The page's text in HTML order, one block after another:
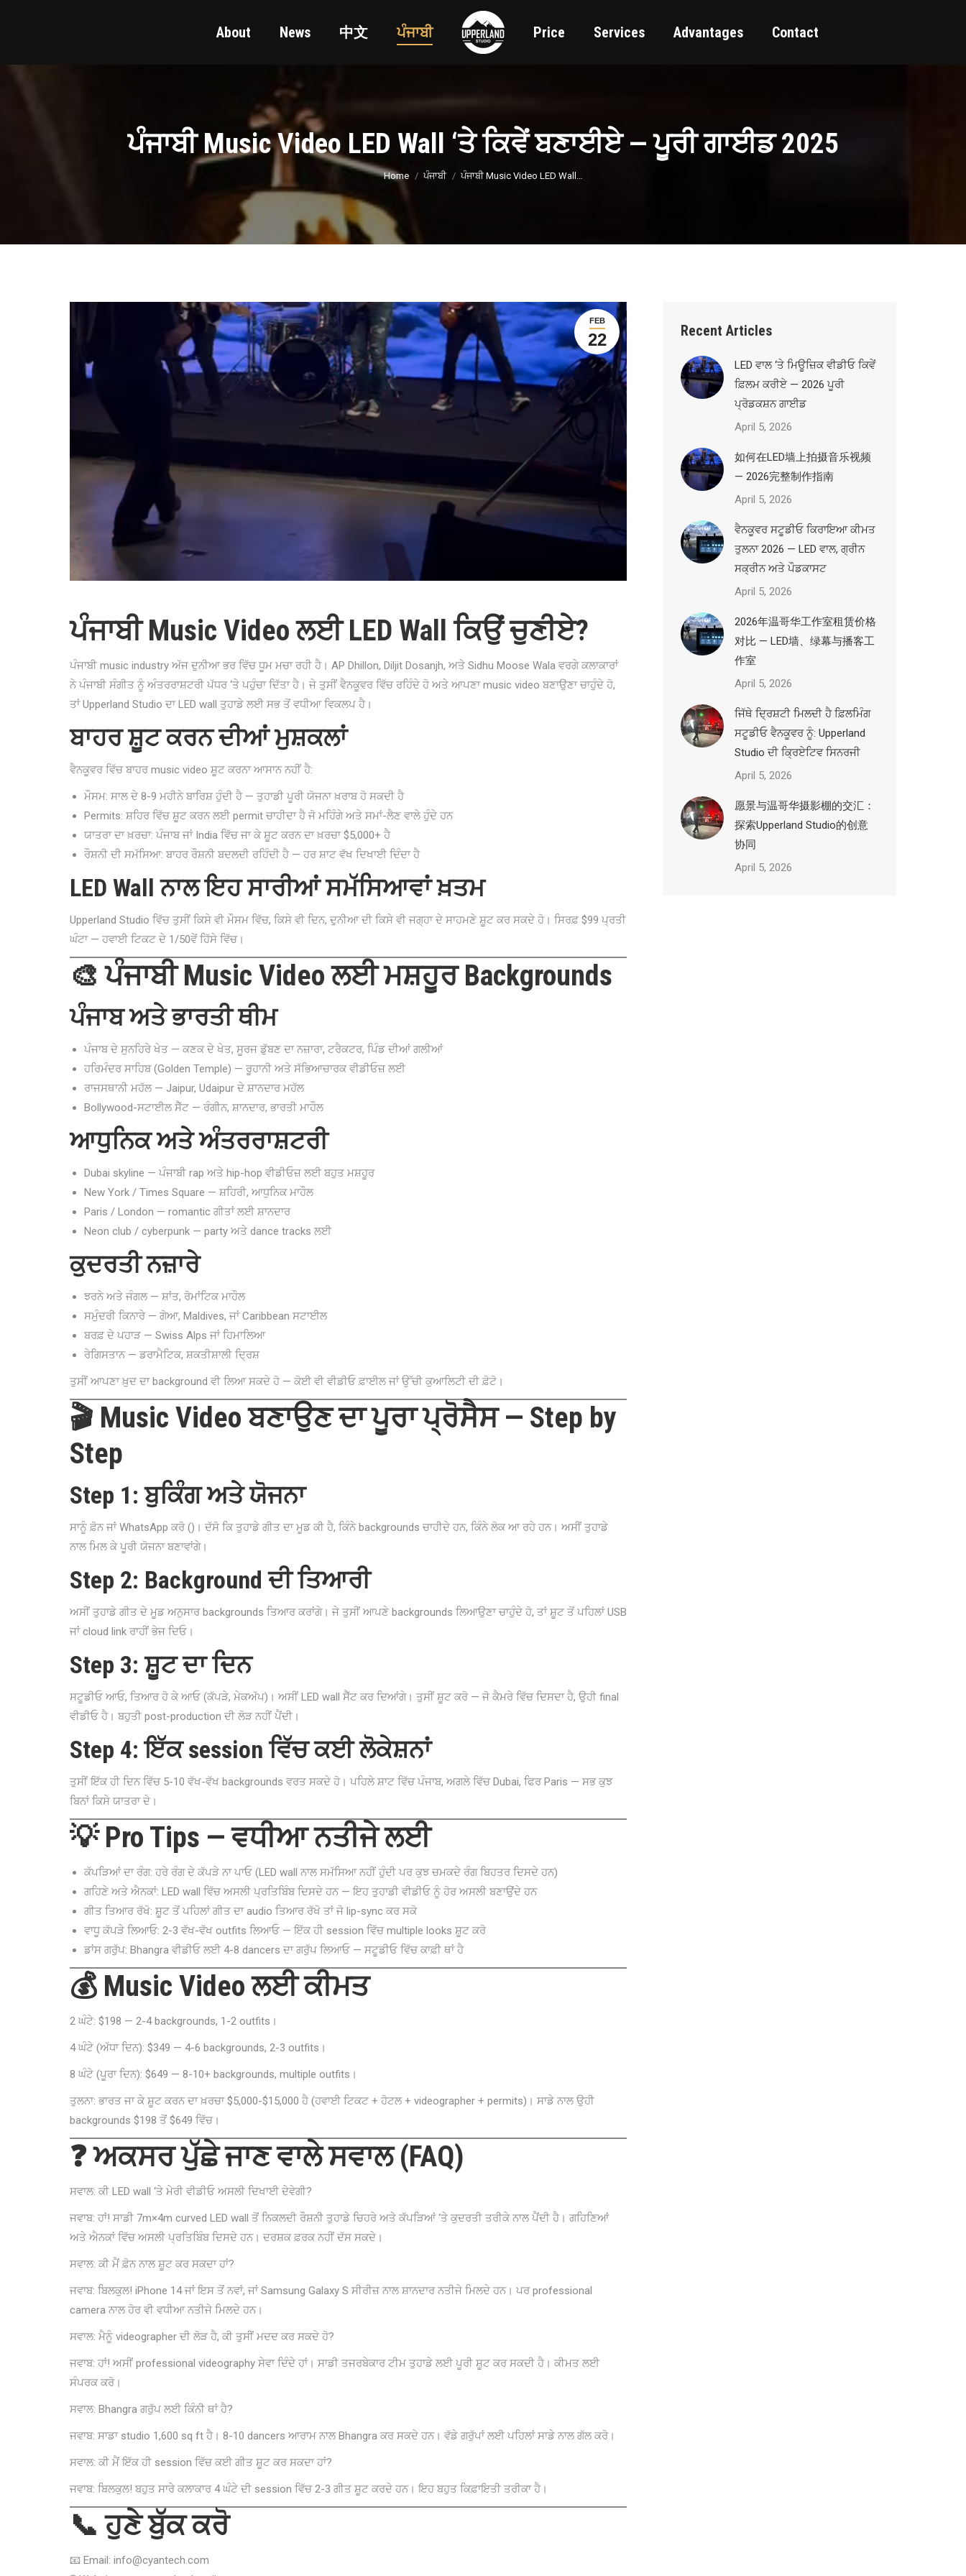
About News 中文 ਪੰਜਾਬੀ Price Services Advantages Contact
ਪੰਜਾਬੀ Music Video LED Wall ‘ਤੇ ਕਿਵੇਂ ਬਣਾਈਏ — ਪੂਰੀ ਗਾਈਡ 2025
You are here:
Home ਪੰਜਾਬੀ ਪੰਜਾਬੀ Music Video LED Wall…
FEB
22
ਪੰਜਾਬੀ Music Video ਲਈ LED Wall ਕਿਉਂ ਚੁਣੀਏ?
ਪੰਜਾਬੀ music industry ਅੱਜ ਦੁਨੀਆ ਭਰ ਵਿੱਚ ਧੂਮ ਮਚਾ ਰਹੀ ਹੈ। AP Dhillon, Diljit Dosanjh, ਅਤੇ Sidhu Moose Wala ਵਰਗੇ ਕਲਾਕਾਰਾਂ
ਨੇ ਪੰਜਾਬੀ ਸੰਗੀਤ ਨੂੰ ਅੰਤਰਰਾਸ਼ਟਰੀ ਪੱਧਰ ‘ਤੇ ਪਹੁੰਚਾ ਦਿੱਤਾ ਹੈ। ਜੇ ਤੁਸੀਂ ਵੈਨਕੂਵਰ ਵਿੱਚ ਰਹਿੰਦੇ ਹੋ ਅਤੇ ਆਪਣਾ music video ਬਣਾਉਣਾ ਚਾਹੁੰਦੇ ਹੋ,
ਤਾਂ Upperland Studio ਦਾ LED wall ਤੁਹਾਡੇ ਲਈ ਸਭ ਤੋਂ ਵਧੀਆ ਵਿਕਲਪ ਹੈ।
ਬਾਹਰ ਸ਼ੂਟ ਕਰਨ ਦੀਆਂ ਮੁਸ਼ਕਲਾਂ
ਵੈਨਕੂਵਰ ਵਿੱਚ ਬਾਹਰ music video ਸ਼ੂਟ ਕਰਨਾ ਆਸਾਨ ਨਹੀਂ ਹੈ:
ਮੌਸਮ: ਸਾਲ ਦੇ 8-9 ਮਹੀਨੇ ਬਾਰਿਸ਼ ਹੁੰਦੀ ਹੈ — ਤੁਹਾਡੀ ਪੂਰੀ ਯੋਜਨਾ ਖ਼ਰਾਬ ਹੋ ਸਕਦੀ ਹੈ
Permits: ਸ਼ਹਿਰ ਵਿੱਚ ਸ਼ੂਟ ਕਰਨ ਲਈ permit ਚਾਹੀਦਾ ਹੈ ਜੋ ਮਹਿੰਗੇ ਅਤੇ ਸਮਾਂ-ਲੈਣ ਵਾਲੇ ਹੁੰਦੇ ਹਨ
ਯਾਤਰਾ ਦਾ ਖ਼ਰਚਾ: ਪੰਜਾਬ ਜਾਂ India ਵਿੱਚ ਜਾ ਕੇ ਸ਼ੂਟ ਕਰਨ ਦਾ ਖ਼ਰਚਾ $5,000+ ਹੈ
ਰੌਸ਼ਨੀ ਦੀ ਸਮੱਸਿਆ: ਬਾਹਰ ਰੌਸ਼ਨੀ ਬਦਲਦੀ ਰਹਿੰਦੀ ਹੈ — ਹਰ ਸ਼ਾਟ ਵੱਖ ਦਿਖਾਈ ਦਿੰਦਾ ਹੈ
LED Wall ਨਾਲ ਇਹ ਸਾਰੀਆਂ ਸਮੱਸਿਆਵਾਂ ਖ਼ਤਮ
Upperland Studio ਵਿੱਚ ਤੁਸੀਂ ਕਿਸੇ ਵੀ ਮੌਸਮ ਵਿੱਚ, ਕਿਸੇ ਵੀ ਦਿਨ, ਦੁਨੀਆ ਦੀ ਕਿਸੇ ਵੀ ਜਗ੍ਹਾ ਦੇ ਸਾਹਮਣੇ ਸ਼ੂਟ ਕਰ ਸਕਦੇ ਹੋ। ਸਿਰਫ਼ $99 ਪ੍ਰਤੀ
ਘੰਟਾ — ਹਵਾਈ ਟਿਕਟ ਦੇ 1/50ਵੇਂ ਹਿੱਸੇ ਵਿੱਚ।
🎨 ਪੰਜਾਬੀ Music Video ਲਈ ਮਸ਼ਹੂਰ Backgrounds
ਪੰਜਾਬ ਅਤੇ ਭਾਰਤੀ ਥੀਮ
ਪੰਜਾਬ ਦੇ ਸੁਨਹਿਰੇ ਖੇਤ — ਕਣਕ ਦੇ ਖੇਤ, ਸੂਰਜ ਡੁੱਬਣ ਦਾ ਨਜ਼ਾਰਾ, ਟਰੈਕਟਰ, ਪਿੰਡ ਦੀਆਂ ਗਲੀਆਂ
ਹਰਿਮੰਦਰ ਸਾਹਿਬ (Golden Temple) — ਰੂਹਾਨੀ ਅਤੇ ਸੱਭਿਆਚਾਰਕ ਵੀਡੀਓਜ਼ ਲਈ
ਰਾਜਸਥਾਨੀ ਮਹੱਲ — Jaipur, Udaipur ਦੇ ਸ਼ਾਨਦਾਰ ਮਹੱਲ
Bollywood-ਸਟਾਈਲ ਸੈੱਟ — ਰੰਗੀਨ, ਸ਼ਾਨਦਾਰ, ਭਾਰਤੀ ਮਾਹੌਲ
ਆਧੁਨਿਕ ਅਤੇ ਅੰਤਰਰਾਸ਼ਟਰੀ
Dubai skyline — ਪੰਜਾਬੀ rap ਅਤੇ hip-hop ਵੀਡੀਓਜ਼ ਲਈ ਬਹੁਤ ਮਸ਼ਹੂਰ
New York / Times Square — ਸ਼ਹਿਰੀ, ਆਧੁਨਿਕ ਮਾਹੌਲ
Paris / London — romantic ਗੀਤਾਂ ਲਈ ਸ਼ਾਨਦਾਰ
Neon club / cyberpunk — party ਅਤੇ dance tracks ਲਈ
ਕੁਦਰਤੀ ਨਜ਼ਾਰੇ
ਝਰਨੇ ਅਤੇ ਜੰਗਲ — ਸ਼ਾਂਤ, ਰੋਮਾਂਟਿਕ ਮਾਹੌਲ
ਸਮੁੰਦਰੀ ਕਿਨਾਰੇ — ਗੋਆ, Maldives, ਜਾਂ Caribbean ਸਟਾਈਲ
ਬਰਫ਼ ਦੇ ਪਹਾੜ — Swiss Alps ਜਾਂ ਹਿਮਾਲਿਆ
ਰੇਗਿਸਤਾਨ — ਡਰਾਮੈਟਿਕ, ਸ਼ਕਤੀਸ਼ਾਲੀ ਦ੍ਰਿਸ਼
ਤੁਸੀਂ ਆਪਣਾ ਖ਼ੁਦ ਦਾ background ਵੀ ਲਿਆ ਸਕਦੇ ਹੋ — ਕੋਈ ਵੀ ਵੀਡੀਓ ਫ਼ਾਈਲ ਜਾਂ ਉੱਚੀ ਕੁਆਲਿਟੀ ਦੀ ਫ਼ੋਟੋ।
🎬 Music Video ਬਣਾਉਣ ਦਾ ਪੂਰਾ ਪ੍ਰੋਸੈਸ — Step by
Step
Step 1: ਬੁਕਿੰਗ ਅਤੇ ਯੋਜਨਾ
ਸਾਨੂੰ ਫ਼ੋਨ ਜਾਂ WhatsApp ਕਰੋ ()। ਦੱਸੋ ਕਿ ਤੁਹਾਡੇ ਗੀਤ ਦਾ ਮੂਡ ਕੀ ਹੈ, ਕਿੰਨੇ backgrounds ਚਾਹੀਦੇ ਹਨ, ਕਿੰਨੇ ਲੋਕ ਆ ਰਹੇ ਹਨ। ਅਸੀਂ ਤੁਹਾਡੇ
ਨਾਲ ਮਿਲ ਕੇ ਪੂਰੀ ਯੋਜਨਾ ਬਣਾਵਾਂਗੇ।
Step 2: Background ਦੀ ਤਿਆਰੀ
ਅਸੀਂ ਤੁਹਾਡੇ ਗੀਤ ਦੇ ਮੂਡ ਅਨੁਸਾਰ backgrounds ਤਿਆਰ ਕਰਾਂਗੇ। ਜੇ ਤੁਸੀਂ ਆਪਣੇ backgrounds ਲਿਆਉਣਾ ਚਾਹੁੰਦੇ ਹੋ, ਤਾਂ ਸ਼ੂਟ ਤੋਂ ਪਹਿਲਾਂ USB
ਜਾਂ cloud link ਰਾਹੀਂ ਭੇਜ ਦਿਓ।
Step 3: ਸ਼ੂਟ ਦਾ ਦਿਨ
ਸਟੂਡੀਓ ਆਓ, ਤਿਆਰ ਹੋ ਕੇ ਆਓ (ਕੱਪੜੇ, ਮੇਕਅੱਪ)। ਅਸੀਂ LED wall ਸੈੱਟ ਕਰ ਦਿਆਂਗੇ। ਤੁਸੀਂ ਸ਼ੂਟ ਕਰੋ — ਜੋ ਕੈਮਰੇ ਵਿੱਚ ਦਿਸਦਾ ਹੈ, ਉਹੀ final
ਵੀਡੀਓ ਹੈ। ਬਹੁਤੀ post-production ਦੀ ਲੋੜ ਨਹੀਂ ਪੈਂਦੀ।
Step 4: ਇੱਕ session ਵਿੱਚ ਕਈ ਲੋਕੇਸ਼ਨਾਂ
ਤੁਸੀਂ ਇੱਕ ਹੀ ਦਿਨ ਵਿੱਚ 5-10 ਵੱਖ-ਵੱਖ backgrounds ਵਰਤ ਸਕਦੇ ਹੋ। ਪਹਿਲੇ ਸ਼ਾਟ ਵਿੱਚ ਪੰਜਾਬ, ਅਗਲੇ ਵਿੱਚ Dubai, ਫਿਰ Paris — ਸਭ ਕੁਝ
ਬਿਨਾਂ ਕਿਸੇ ਯਾਤਰਾ ਦੇ।
💡 Pro Tips — ਵਧੀਆ ਨਤੀਜੇ ਲਈ
ਕੱਪੜਿਆਂ ਦਾ ਰੰਗ: ਹਰੇ ਰੰਗ ਦੇ ਕੱਪੜੇ ਨਾ ਪਾਓ (LED wall ਨਾਲ ਸਮੱਸਿਆ ਨਹੀਂ ਹੁੰਦੀ ਪਰ ਕੁਝ ਚਮਕਦੇ ਰੰਗ ਬਿਹਤਰ ਦਿਸਦੇ ਹਨ)
ਗਹਿਣੇ ਅਤੇ ਐਨਕਾਂ: LED wall ਵਿੱਚ ਅਸਲੀ ਪ੍ਰਤਿਬਿੰਬ ਦਿਸਦੇ ਹਨ — ਇਹ ਤੁਹਾਡੀ ਵੀਡੀਓ ਨੂੰ ਹੋਰ ਅਸਲੀ ਬਣਾਉਂਦੇ ਹਨ
ਗੀਤ ਤਿਆਰ ਰੱਖੋ: ਸ਼ੂਟ ਤੋਂ ਪਹਿਲਾਂ ਗੀਤ ਦਾ audio ਤਿਆਰ ਰੱਖੋ ਤਾਂ ਜੋ lip-sync ਕਰ ਸਕੋ
ਵਾਧੂ ਕੱਪੜੇ ਲਿਆਓ: 2-3 ਵੱਖ-ਵੱਖ outfits ਲਿਆਓ — ਇੱਕ ਹੀ session ਵਿੱਚ multiple looks ਸ਼ੂਟ ਕਰੋ
ਡਾਂਸ ਗਰੁੱਪ: Bhangra ਵੀਡੀਓ ਲਈ 4-8 dancers ਦਾ ਗਰੁੱਪ ਲਿਆਓ — ਸਟੂਡੀਓ ਵਿੱਚ ਕਾਫ਼ੀ ਥਾਂ ਹੈ
💰 Music Video ਲਈ ਕੀਮਤ
2 ਘੰਟੇ: $198 — 2-4 backgrounds, 1-2 outfits।
4 ਘੰਟੇ (ਅੱਧਾ ਦਿਨ): $349 — 4-6 backgrounds, 2-3 outfits।
8 ਘੰਟੇ (ਪੂਰਾ ਦਿਨ): $649 — 8-10+ backgrounds, multiple outfits।
ਤੁਲਨਾ: ਭਾਰਤ ਜਾ ਕੇ ਸ਼ੂਟ ਕਰਨ ਦਾ ਖ਼ਰਚਾ $5,000-$15,000 ਹੈ (ਹਵਾਈ ਟਿਕਟ + ਹੋਟਲ + videographer + permits)। ਸਾਡੇ ਨਾਲ ਉਹੀ
backgrounds $198 ਤੋਂ $649 ਵਿੱਚ।
❓ ਅਕਸਰ ਪੁੱਛੇ ਜਾਣ ਵਾਲੇ ਸਵਾਲ (FAQ)
ਸਵਾਲ: ਕੀ LED wall ‘ਤੇ ਮੇਰੀ ਵੀਡੀਓ ਅਸਲੀ ਦਿਖਾਈ ਦੇਵੇਗੀ?
ਜਵਾਬ: ਹਾਂ! ਸਾਡੀ 7m×4m curved LED wall ਤੋਂ ਨਿਕਲਦੀ ਰੌਸ਼ਨੀ ਤੁਹਾਡੇ ਚਿਹਰੇ ਅਤੇ ਕੱਪੜਿਆਂ ‘ਤੇ ਕੁਦਰਤੀ ਤਰੀਕੇ ਨਾਲ ਪੈਂਦੀ ਹੈ। ਗਹਿਣਿਆਂ
ਅਤੇ ਐਨਕਾਂ ਵਿੱਚ ਅਸਲੀ ਪ੍ਰਤਿਬਿੰਬ ਦਿਸਦੇ ਹਨ। ਦਰਸ਼ਕ ਫ਼ਰਕ ਨਹੀਂ ਦੱਸ ਸਕਦੇ।
ਸਵਾਲ: ਕੀ ਮੈਂ ਫ਼ੋਨ ਨਾਲ ਸ਼ੂਟ ਕਰ ਸਕਦਾ ਹਾਂ?
ਜਵਾਬ: ਬਿਲਕੁਲ! iPhone 14 ਜਾਂ ਇਸ ਤੋਂ ਨਵਾਂ, ਜਾਂ Samsung Galaxy S ਸੀਰੀਜ਼ ਨਾਲ ਸ਼ਾਨਦਾਰ ਨਤੀਜੇ ਮਿਲਦੇ ਹਨ। ਪਰ professional
camera ਨਾਲ ਹੋਰ ਵੀ ਵਧੀਆ ਨਤੀਜੇ ਮਿਲਦੇ ਹਨ।
ਸਵਾਲ: ਮੈਨੂੰ videographer ਦੀ ਲੋੜ ਹੈ, ਕੀ ਤੁਸੀਂ ਮਦਦ ਕਰ ਸਕਦੇ ਹੋ?
ਜਵਾਬ: ਹਾਂ! ਅਸੀਂ professional videography ਸੇਵਾ ਦਿੰਦੇ ਹਾਂ। ਸਾਡੀ ਤਜਰਬੇਕਾਰ ਟੀਮ ਤੁਹਾਡੇ ਲਈ ਪੂਰੀ ਸ਼ੂਟ ਕਰ ਸਕਦੀ ਹੈ। ਕੀਮਤ ਲਈ
ਸੰਪਰਕ ਕਰੋ।
ਸਵਾਲ: Bhangra ਗਰੁੱਪ ਲਈ ਕਿੰਨੀ ਥਾਂ ਹੈ?
ਜਵਾਬ: ਸਾਡਾ studio 1,600 sq ft ਹੈ। 8-10 dancers ਆਰਾਮ ਨਾਲ Bhangra ਕਰ ਸਕਦੇ ਹਨ। ਵੱਡੇ ਗਰੁੱਪਾਂ ਲਈ ਪਹਿਲਾਂ ਸਾਡੇ ਨਾਲ ਗੱਲ ਕਰੋ।
ਸਵਾਲ: ਕੀ ਮੈਂ ਇੱਕ ਹੀ session ਵਿੱਚ ਕਈ ਗੀਤ ਸ਼ੂਟ ਕਰ ਸਕਦਾ ਹਾਂ?
ਜਵਾਬ: ਬਿਲਕੁਲ! ਬਹੁਤ ਸਾਰੇ ਕਲਾਕਾਰ 4 ਘੰਟੇ ਦੀ session ਵਿੱਚ 2-3 ਗੀਤ ਸ਼ੂਟ ਕਰਦੇ ਹਨ। ਇਹ ਬਹੁਤ ਕਿਫ਼ਾਇਤੀ ਤਰੀਕਾ ਹੈ।
📞 ਹੁਣੇ ਬੁੱਕ ਕਰੋ
📧 Email: info@cyantech.com
Recent Articles
LED ਵਾਲ ‘ਤੇ ਮਿਊਜ਼ਿਕ ਵੀਡੀਓ ਕਿਵੇਂ
ਫ਼ਿਲਮ ਕਰੀਏ — 2026 ਪੂਰੀ
ਪ੍ਰੋਡਕਸ਼ਨ ਗਾਈਡ
April 5, 2026
如何在LED墙上拍摄音乐视频
— 2026完整制作指南
April 5, 2026
ਵੈਨਕੂਵਰ ਸਟੂਡੀਓ ਕਿਰਾਇਆ ਕੀਮਤ
ਤੁਲਨਾ 2026 — LED ਵਾਲ, ਗ੍ਰੀਨ
ਸਕ੍ਰੀਨ ਅਤੇ ਪੌਡਕਾਸਟ
April 5, 2026
2026年温哥华工作室租赁价格
对比 — LED墙、绿幕与播客工
作室
April 5, 2026
ਜਿੱਥੇ ਦ੍ਰਿਸ਼ਟੀ ਮਿਲਦੀ ਹੈ ਫ਼ਿਲਮਿੰਗ
ਸਟੂਡੀਓ ਵੈਨਕੂਵਰ ਨੂੰ: Upperland
Studio ਦੀ ਕ੍ਰਿਏਟਿਵ ਸਿਨਰਜੀ
April 5, 2026
愿景与温哥华摄影棚的交汇：
探索Upperland Studio的创意
协同
April 5, 2026